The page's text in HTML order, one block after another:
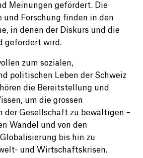
Meinungen gefördert. Die
und Forschung finden in den
in denen der Diskurs und die
gefördert wird.
zum sozialen,
politischen Leben der Schweiz
die Bereitstellung und
um die grossen
der Gesellschaft zu bewältigen –
Wandel und von den
bis hin zu
und Wirtschaftskrisen.